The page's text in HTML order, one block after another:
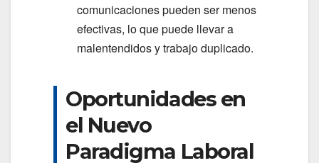
comunicaciones pueden ser menos
efectivas, lo que puede llevar a
malentendidos y trabajo duplicado.
Oportunidades en
el Nuevo
Paradigma Laboral